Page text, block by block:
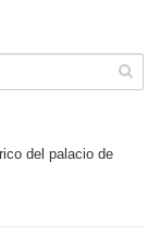
del palacio de